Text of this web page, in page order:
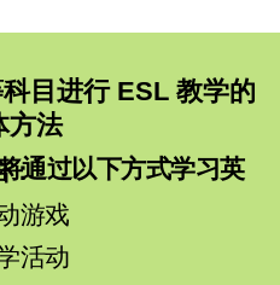
目进行 ESL 教学的
方法
生将通过以下方式学习英语：
游戏
活动